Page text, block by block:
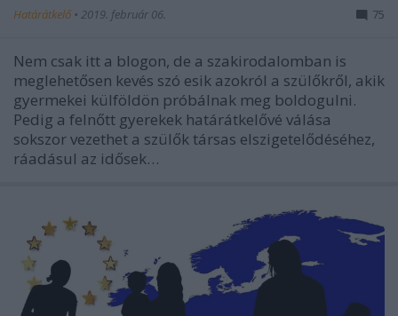
Határátkelő • 2019. február 06. 75
Nem csak itt a blogon, de a szakirodalomban is
meglehetősen kevés szó esik azokról a szülőkről, akik
gyermekei külföldön próbálnak meg boldogulni.
Pedig a felnőtt gyerekek határátkelővé válása
sokszor vezethet a szülők társas elszigetelődéséhez,
ráadásul az idősek…